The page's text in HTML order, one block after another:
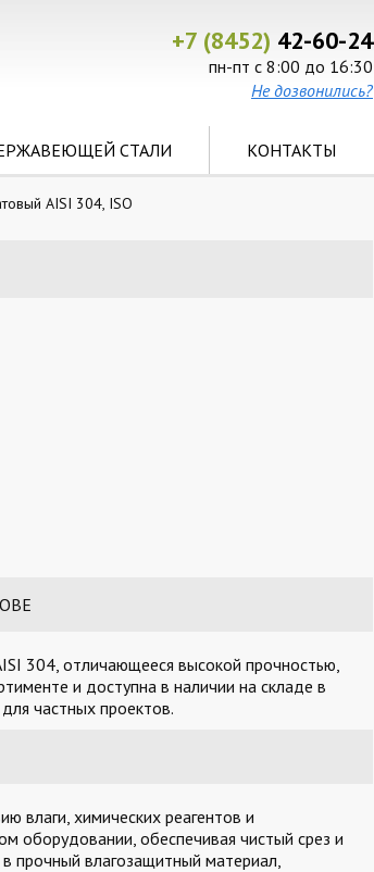
+7 (8452) 42-60-24
пн-пт с 8:00 до 16:30
Не дозвонились?
СТАЛИ КОНТАКТЫ
AISI 304, ISO
304, отличающееся высокой прочностью,
и доступна в наличии на складе в
частных проектов.
влаги, химических реагентов и
оборудовании, обеспечивая чистый срез и
прочный влагозащитный материал,